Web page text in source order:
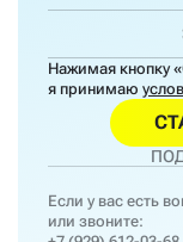
Нажимая кнопку
я принимаю
Если у вас есть
или звоните: